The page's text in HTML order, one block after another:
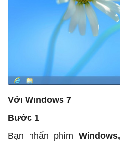
Với Windows 7
Bước 1
Bạn nhấn phím Windows,